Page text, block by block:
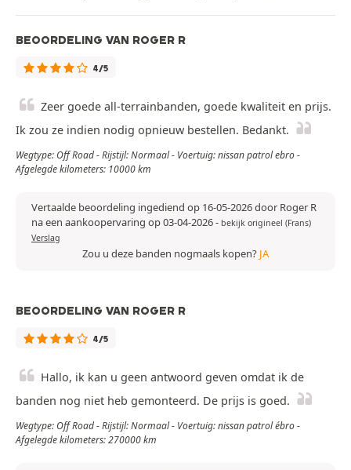
BEOORDELING VAN ROGER R
4/5
Zeer goede all-terrainbanden, goede kwaliteit en prijs.
Ik zou ze indien nodig opnieuw bestellen. Bedankt.
Wegtype: Off Road - Rijstijl: Normaal - Voertuig: nissan patrol ebro -
Afgelegde kilometers: 10000 km
Vertaalde beoordeling ingediend op 16-05-2026 door Roger R
na een aankoopervaring op 03-04-2026- bekijk origineel (Frans)
Verslag
Zou u deze banden nogmaals kopen? JA
BEOORDELING VAN ROGER R
4/5
Hallo, ik kan u geen antwoord geven omdat ik de
banden nog niet heb gemonteerd. De prijs is goed.
Wegtype: Off Road - Rijstijl: Normaal - Voertuig: nissan patrol ébro -
Afgelegde kilometers: 270000 km